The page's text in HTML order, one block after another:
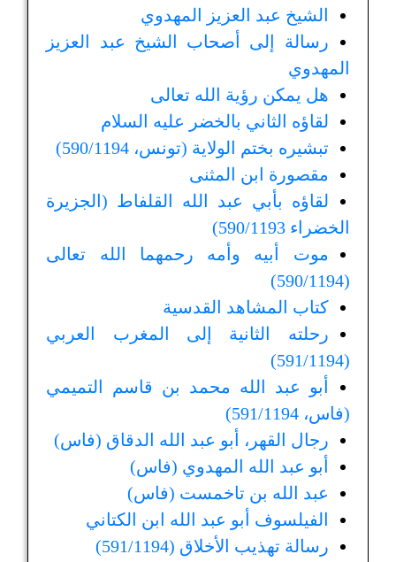
الشيخ عبد العزيز المهدوي
رسالة إلى أصحاب الشيخ عبد العزيز
المهدوي
هل يمكن رؤية الله تعالى
لقاؤه الثاني بالخضر عليه السلام
تبشيره بختم الولاية (تونس، 590/1194)
مقصورة ابن المثنى
لقاؤه بأبي عبد الله القلفاط (الجزيرة
الخضراء 590/1193)
موت أبيه وأمه رحمهما الله تعالى
(590/1194)
كتاب المشاهد القدسية
رحلته الثانية إلى المغرب العربي
(591/1194)
أبو عبد الله محمد بن قاسم التميمي
(فاس، 591/1194)
رجال القهر، أبو عبد الله الدقاق (فاس)
أبو عبد الله المهدوي (فاس)
عبد الله بن تاخمست (فاس)
الفيلسوف أبو عبد الله ابن الكتاني
رسالة تهذيب الأخلاق (591/1194)